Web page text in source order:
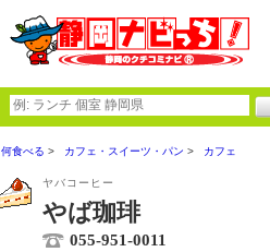
何食べる カフェ・スイーツ・パン カフェ
ヤバコーヒー
やば珈琲
055-951-0011